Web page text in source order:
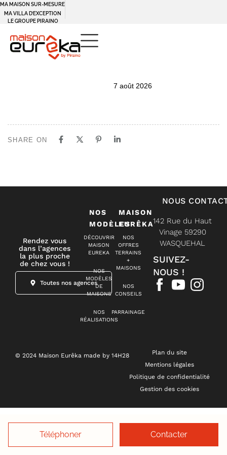
Téléphoner Contacter
MA MAISON SUR-MESURE
MA VILLA D’EXCEPTION
LE GROUPE PIRAINO
7 août 2026
SHARE ON
Rendez vous
dans l’agences
la plus proche
de chez vous !
Toutes nos agences
NOS
MODÈLES
DÉCOUVRIR
MAISON
EUREKA
NOS
MODÈLES
DE
MAISONS
NOS
RÉALISATIONS
MAISON
EURÊKA
NOS
OFFRES
TERRAINS
+
MAISONS
NOS
CONSEILS
PARRAINAGE
NOUS
142 Rue du Haut
Vinage 59290
WASQUEHAL
SUIVEZ-
NOUS !
© 2024 Maison Eurêka made by 14H28
Plan du site
Mentions légales
Politique de confidentialité
Gestion des cookies